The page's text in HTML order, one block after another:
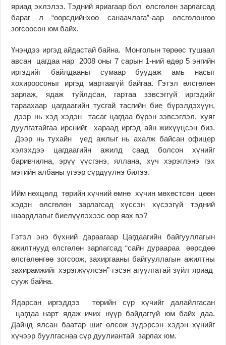
яриад эхлэлээ. Тэдний яриагаар бол өлсгөлөн зарлагсад
бараг л “өөрсдийнхөө санаачлага”-аар өлсгөлөнгөө
зогсоосон юм байх.
Үнэндээ иргэд айдастай байна. Монголын төрөөс тушаал
авсан цагдаа нар 2008 оны 7 сарын 1-ний өдөр 5 энгийн
иргэдийг байлдааны сумаар буудаж амь насыг
хохироосоныг иргэд мартаагүй байгаа. Гэтэл өлсгөлөн
зарлаж, ядаж туйлдсан, гартаа зэвсэггүй иргэдийг
тараахаар цагдаагийн тусгай тасгийн бие бүрэлдэхүүн,
дээр нь хэд хэдэн тасаг цагдаа бүрэн зэвсэглэл, хуяг
дуулгатайгаа ирснийг хараад иргэд айн жихүүцсэн биз.
Дээр нь тухайн үед ажлыг нь ахалж байсан офицер
хэлэхдээ цагдаагийн ажилд саад болсон хүнийг
баривчилна, эрүү үүсгэнэ, яллана, хүч хэрэглэнэ гэх
мэтийн албаны үгээр сүрдүүлнэ билээ.
Ийм нөхцөлд төрийн хүчний өмнө хүчин мөхөстсөн цөөн
хэдэн өлсгөлөн зарлагсад хүссэн хүсээгүй тэдний
шаардлагыг биелүүлэхээс өөр яах вэ?
Гэтэл энэ бүхний дараагаар Цагдаагийн байгууллагын
ажилтнууд өлсгөлөн зарлагсад “сайн дураараа өөрсдөө
өлсгөлөнгөө зогсоож, захиргааны байгууллагын ажилтны
захирамжийг хэрэгжүүлсэн” гэсэн агуулгатай зүйл яриад
сууж байна.
Ядарсан иргэддээ төрийн сүр хүчийг далайлгасан
цагдаа нарт ядаж ичих нүүр байдаггүй юм байх даа.
Дайнд ялсан баатар шиг өлсөж зүдэрсэн хэдэн хүнийг
хүчээр буулгаснаа сүр дуулиантай зарлах юм.